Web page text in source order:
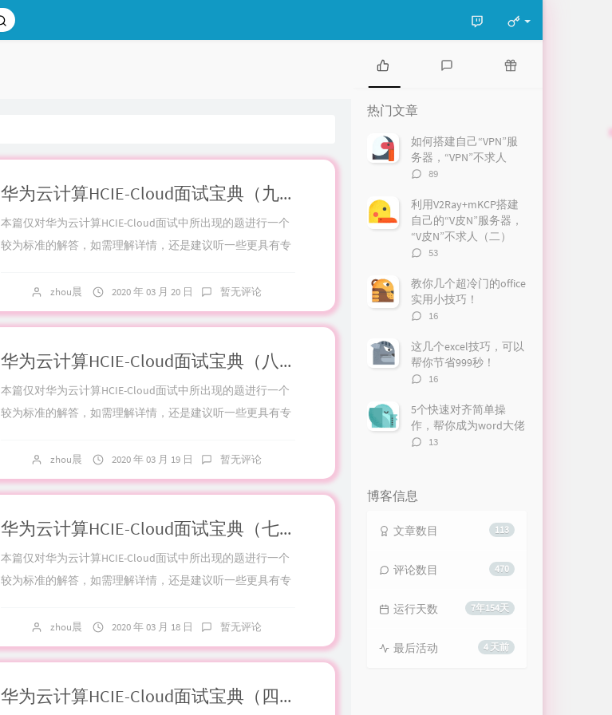
华为云计算HCIE-Cloud面试宝典（九）
本篇仅对华为云计算HCIE-Cloud面试中所出现的题进行一个
较为标准的解答，如需理解详情，还是建议听一些更具有专
zhou晨 2020 年 03 月 20 日 暂无评论
华为云计算HCIE-Cloud面试宝典（八）
本篇仅对华为云计算HCIE-Cloud面试中所出现的题进行一个
较为标准的解答，如需理解详情，还是建议听一些更具有专
zhou晨 2020 年 03 月 19 日 暂无评论
华为云计算HCIE-Cloud面试宝典（七）
本篇仅对华为云计算HCIE-Cloud面试中所出现的题进行一个
较为标准的解答，如需理解详情，还是建议听一些更具有专
zhou晨 2020 年 03 月 18 日 暂无评论
华为云计算HCIE-Cloud面试宝典（四）
热
门
文
章
论
章
热门文章
如何搭建自己“VPN”服
务器，“VPN”不求人
评
数：
89
利用V2Ray+mKCP搭建
自己的“V皮N”服务器，
“V皮N”不求人（二）
评
数：
53
教你几个超冷门的office
实用小技巧！
评
数：
16
这几个excel技巧，可以
帮你节省999秒！
评
数：
16
5个快速对齐简单操
作，帮你成为word大佬
评
13
博客信息
113
文章数目
470
评论数目
7年154天
运行天数
4 天前
最后活动